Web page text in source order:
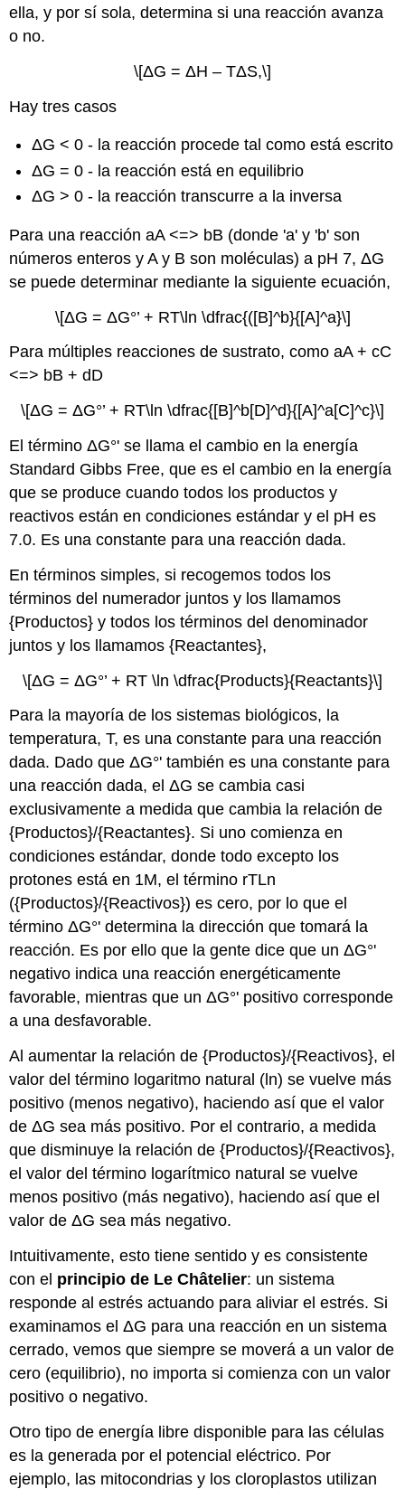
ella, y por sí sola, determina si una reacción avanza
o no.
\[ΔG = ΔH – TΔS,\]
Hay tres casos
ΔG < 0 - la reacción procede tal como está escrito
ΔG = 0 - la reacción está en equilibrio
ΔG > 0 - la reacción transcurre a la inversa
Para una reacción aA <=> bB (donde 'a' y 'b' son
números enteros y A y B son moléculas) a pH 7, ΔG
se puede determinar mediante la siguiente ecuación,
\[ΔG = ΔG°’ + RT\ln \dfrac{([B]^b}{[A]^a}\]
Para múltiples reacciones de sustrato, como aA + cC
<=> bB + dD
\[ΔG = ΔG°’ + RT\ln \dfrac{[B]^b[D]^d}{[A]^a[C]^c}\]
El término ΔG°' se llama el cambio en la energía
Standard Gibbs Free, que es el cambio en la energía
que se produce cuando todos los productos y
reactivos están en condiciones estándar y el pH es
7.0. Es una constante para una reacción dada.
En términos simples, si recogemos todos los
términos del numerador juntos y los llamamos
{Productos} y todos los términos del denominador
juntos y los llamamos {Reactantes},
\[ΔG = ΔG°’ + RT \ln \dfrac{Products}{Reactants}\]
Para la mayoría de los sistemas biológicos, la
temperatura, T, es una constante para una reacción
dada. Dado que ΔG°' también es una constante para
una reacción dada, el ΔG se cambia casi
exclusivamente a medida que cambia la relación de
{Productos}/{Reactantes}. Si uno comienza en
condiciones estándar, donde todo excepto los
protones está en 1M, el término rTLn
({Productos}/{Reactivos}) es cero, por lo que el
término ΔG°' determina la dirección que tomará la
reacción. Es por ello que la gente dice que un ΔG°'
negativo indica una reacción energéticamente
favorable, mientras que un ΔG°' positivo corresponde
a una desfavorable.
Al aumentar la relación de {Productos}/{Reactivos}, el
valor del término logaritmo natural (ln) se vuelve más
positivo (menos negativo), haciendo así que el valor
de ΔG sea más positivo. Por el contrario, a medida
que disminuye la relación de {Productos}/{Reactivos},
el valor del término logarítmico natural se vuelve
menos positivo (más negativo), haciendo así que el
valor de ΔG sea más negativo.
Intuitivamente, esto tiene sentido y es consistente
con el principio de Le Châtelier: un sistema
responde al estrés actuando para aliviar el estrés. Si
examinamos el ΔG para una reacción en un sistema
cerrado, vemos que siempre se moverá a un valor de
cero (equilibrio), no importa si comienza con un valor
positivo o negativo.
Otro tipo de energía libre disponible para las células
es la generada por el potencial eléctrico. Por
ejemplo, las mitocondrias y los cloroplastos utilizan